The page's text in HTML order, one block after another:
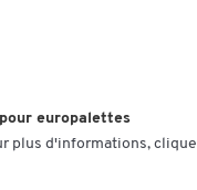
europalettes
plus d'informations,